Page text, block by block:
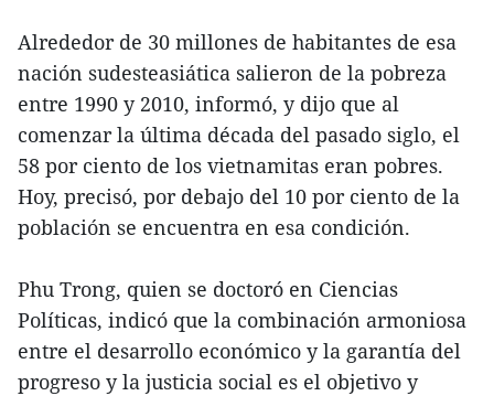
Alrededor de 30 millones de habitantes de esa
nación sudesteasiática salieron de la pobreza
entre 1990 y 2010, informó, y dijo que al
comenzar la última década del pasado siglo, el
58 por ciento de los vietnamitas eran pobres.
Hoy, precisó, por debajo del 10 por ciento de la
población se encuentra en esa condición.
Phu Trong, quien se doctoró en Ciencias
Políticas, indicó que la combinación armoniosa
entre el desarrollo económico y la garantía del
progreso y la justicia social es el objetivo y